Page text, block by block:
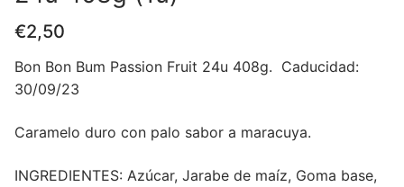
€2,50
Bon Bon Bum Passion Fruit 24u 408g. Caducidad:
30/09/23
Caramelo duro con palo sabor a maracuya.
INGREDIENTES: Azúcar, Jarabe de maíz, Goma base,